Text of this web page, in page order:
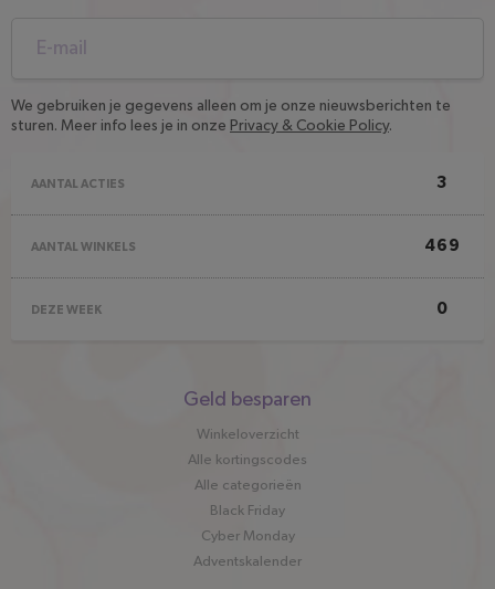
We gebruiken je gegevens alleen om je onze nieuwsberichten te
sturen. Meer info lees je in onze Privacy & Cookie Policy.
AANTAL ACTIES 3
AANTAL WINKELS 469
DEZE WEEK 0
Geld besparen
Winkeloverzicht
Alle kortingscodes
Alle categorieën
Black Friday
Cyber Monday
Adventskalender